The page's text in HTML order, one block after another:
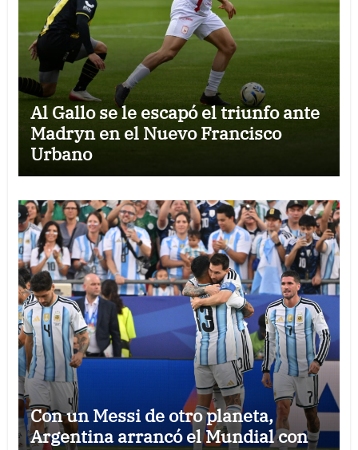
Al Gallo se le escapó el triunfo ante
Madryn en el Nuevo Francisco
Urbano
Con un Messi de otro planeta,
Argentina arrancó el Mundial con